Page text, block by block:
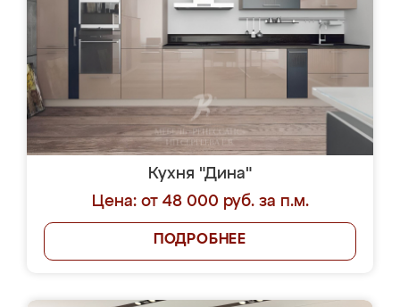
Кухня "Дина"
Цена: от 48 000 руб. за п.м.
ПОДРОБНЕЕ